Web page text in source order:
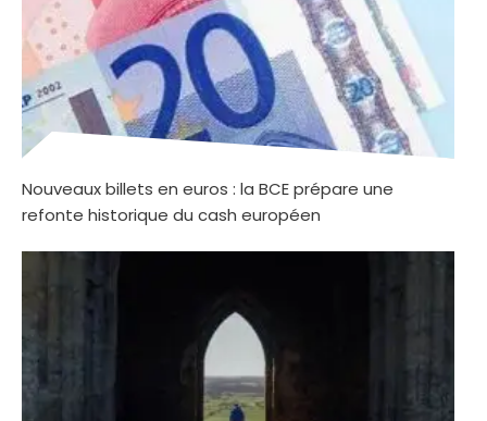
Nouveaux billets en euros : la BCE prépare une
refonte historique du cash européen